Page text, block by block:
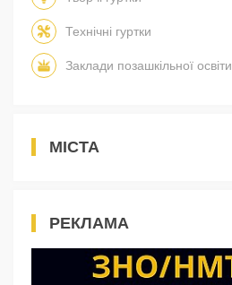
Технічні гуртки
Заклади позашкільної освіти
МІСТА
РЕКЛАМА